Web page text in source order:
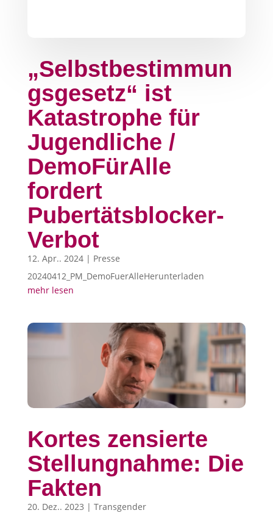
„Selbstbestimmun
gsgesetz“ ist
Katastrophe für
Jugendliche /
DemoFürAlle
fordert
Pubertätsblocker-
Verbot
12. Apr.. 2024| Presse
20240412_PM_DemoFuerAlleHerunterladen
mehr lesen
Kortes zensierte
Stellungnahme: Die
Fakten
20. Dez.. 2023 | Transgender